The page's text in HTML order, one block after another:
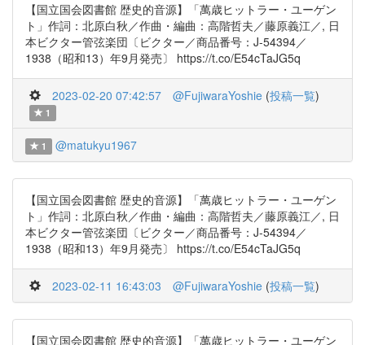
【国立国会図書館 歴史的音源】「萬歳ヒットラー・ユーゲン
ト」作詞：北原白秋／作曲・編曲：高階哲夫／藤原義江／, 日
本ビクター管弦楽団〔ビクター／商品番号：J-54394／
1938（昭和13）年9月発売〕 https://t.co/E54cTaJG5q
2023-02-20 07:42:57 @FujiwaraYoshie (投稿一覧)
1
1 @matukyu1967
【国立国会図書館 歴史的音源】「萬歳ヒットラー・ユーゲン
ト」作詞：北原白秋／作曲・編曲：高階哲夫／藤原義江／, 日
本ビクター管弦楽団〔ビクター／商品番号：J-54394／
1938（昭和13）年9月発売〕 https://t.co/E54cTaJG5q
2023-02-11 16:43:03 @FujiwaraYoshie (投稿一覧)
【国立国会図書館 歴史的音源】「萬歳ヒットラー・ユーゲン